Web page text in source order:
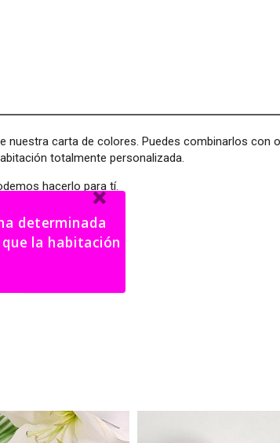
nuestra carta de colores. Puedes combinarlos con
totalmente personalizada.
hacerlo para tí.
determinada